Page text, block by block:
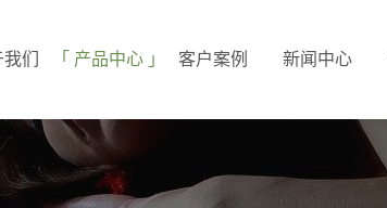
们 产品中心 客户案例 新闻中心